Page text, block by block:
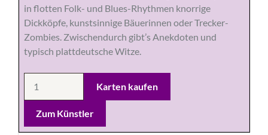
in flotten Folk- und Blues-Rhythmen knorrige
Dickköpfe, kunstsinnige Bäuerinnen oder Trecker-
Zombies. Zwischendurch gibt’s Anekdoten und
typisch plattdeutsche Witze.
Zum Künstler